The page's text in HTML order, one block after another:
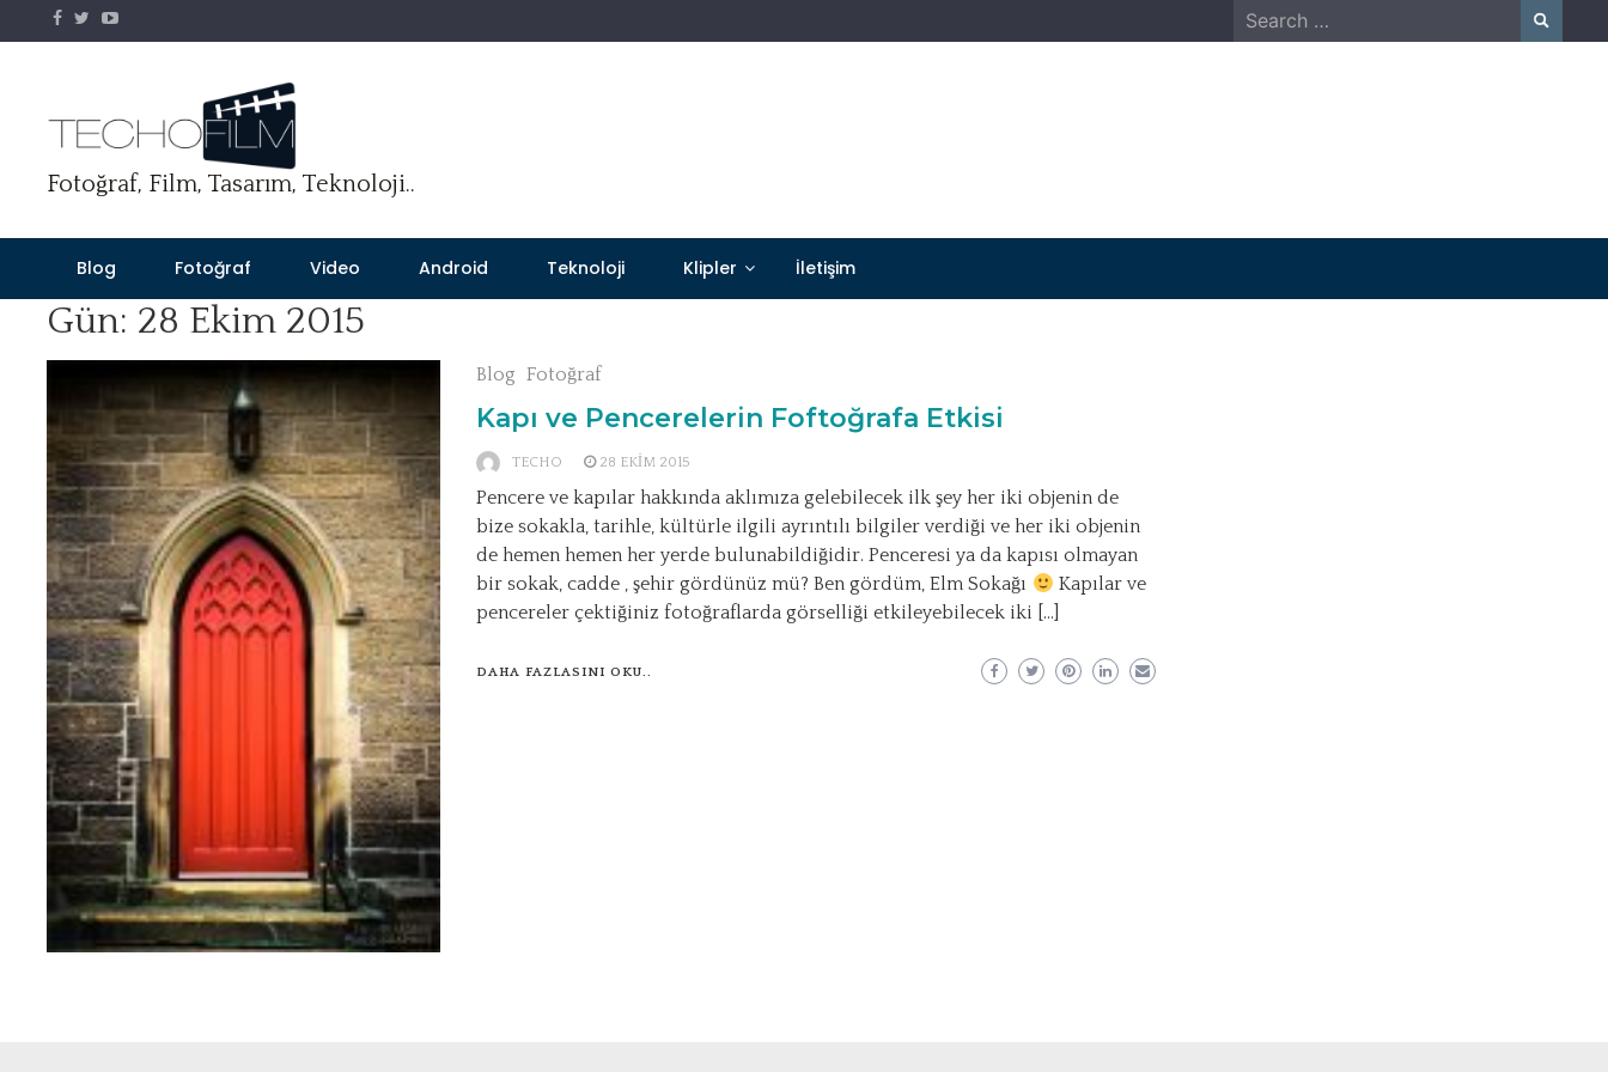
to
Search
for:
Fotoğraf, Film, Tasarım, Teknoloji..
Blog Fotoğraf Video Android Teknoloji Klipler İletişim
Gün: 28 Ekim 2015
Blog Fotoğraf
Kapı ve Pencerelerin Foftoğrafa Etkisi
TECHO 28 EKIM 2015
Pencere ve kapılar hakkında aklımıza gelebilecek ilk şey her iki objenin de
bize sokakla, tarihle, kültürle ilgili ayrıntılı bilgiler verdiği ve her iki objenin
de hemen hemen her yerde bulunabildiğidir. Penceresi ya da kapısı olmayan
bir sokak, cadde , şehir gördünüz mü? Ben gördüm, Elm Sokağı
Kapılar ve
pencereler çektiğiniz fotoğraflarda görselliği etkileyebilecek iki […]
DAHA FAZLASINI OKU..